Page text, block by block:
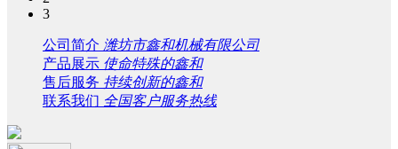
3
公司简介 潍坊市鑫和机械有限公司
产品展示 使命特殊的鑫和
售后服务 持续创新的鑫和
联系我们 全国客户服务热线